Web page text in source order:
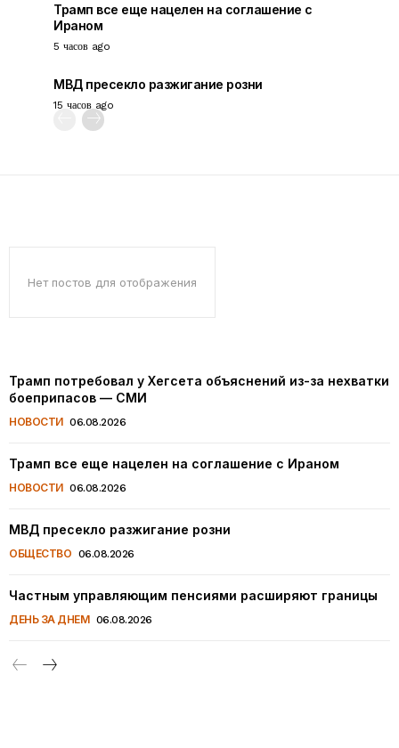
Трамп все еще нацелен на соглашение с
Ираном
5 часов ago
МВД пресекло разжигание розни
15 часов ago
Нет постов для отображения
Трамп потребовал у Хегсета объяснений из-за нехватки
боеприпасов — СМИ
НОВОСТИ 06.08.2026
Трамп все еще нацелен на соглашение с Ираном
НОВОСТИ 06.08.2026
МВД пресекло разжигание розни
ОБЩЕСТВО 06.08.2026
Частным управляющим пенсиями расширяют границы
ДЕНЬ ЗА ДНЕМ 06.08.2026